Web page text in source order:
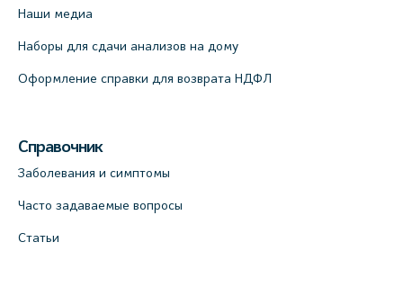
Наши медиа
Наборы для сдачи анализов на дому
Оформление справки для возврата НДФЛ
Справочник
Заболевания и симптомы
Часто задаваемые вопросы
Статьи